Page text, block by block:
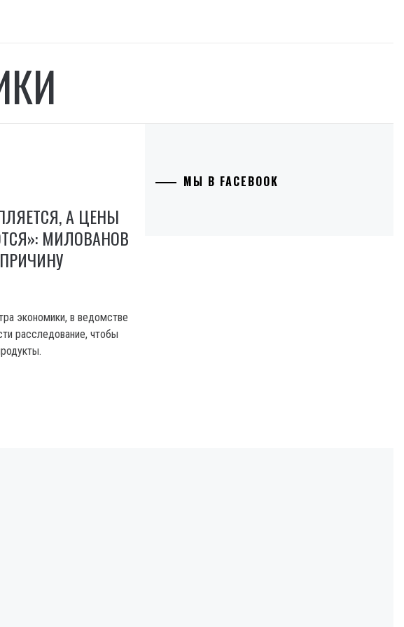
А ЦЕНЫ
МИЛОВАНОВ
экономики, в ведомстве
расследование, чтобы
МЫ В FACEBOOK